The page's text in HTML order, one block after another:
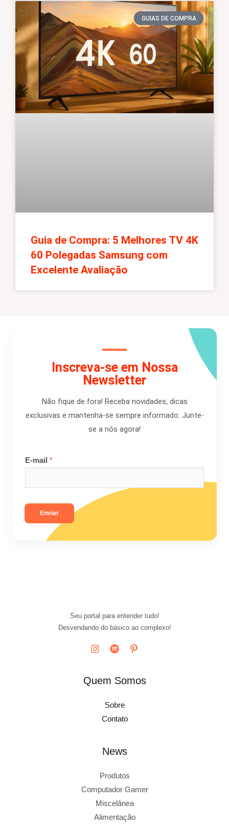
GUIAS DE COMPRA
Guia de Compra: 5 Melhores TV 4K
60 Polegadas Samsung com
Excelente Avaliação
Inscreva-se em Nossa
Newsletter
Não fique de fora! Receba novidades, dicas
exclusivas e mantenha-se sempre informado. Junte-
se a nós agora!
E-mail *
Enviar
Seu portal para entender tudo!
Desvendando do básico ao complexo!
Quem Somos
Sobre
Contato
News
Produtos
Computador Gamer
Miscelânea
Alimentação